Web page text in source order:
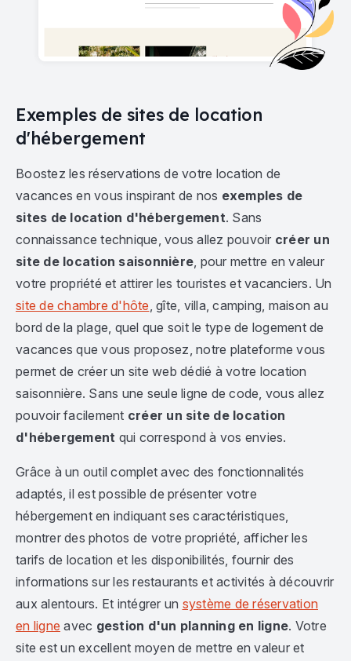
Exemples de sites de location
d'hébergement
Boostez les réservations de votre location de
vacances en vous inspirant de nos exemples de
sites de location d'hébergement. Sans
connaissance technique, vous allez pouvoir créer un
site de location saisonnière, pour mettre en valeur
votre propriété et attirer les touristes et vacanciers. Un
site de chambre d'hôte, gîte, villa, camping, maison au
bord de la plage, quel que soit le type de logement de
vacances que vous proposez, notre plateforme vous
permet de créer un site web dédié à votre location
saisonnière. Sans une seule ligne de code, vous allez
pouvoir facilement créer un site de location
d'hébergement qui correspond à vos envies.
Grâce à un outil complet avec des fonctionnalités
adaptés, il est possible de présenter votre
hébergement en indiquant ses caractéristiques,
montrer des photos de votre propriété, afficher les
tarifs de location et les disponibilités, fournir des
informations sur les restaurants et activités à découvrir
aux alentours. Et intégrer un système de réservation
en ligne avec gestion d'un planning en ligne. Votre
site est un excellent moyen de mettre en valeur et